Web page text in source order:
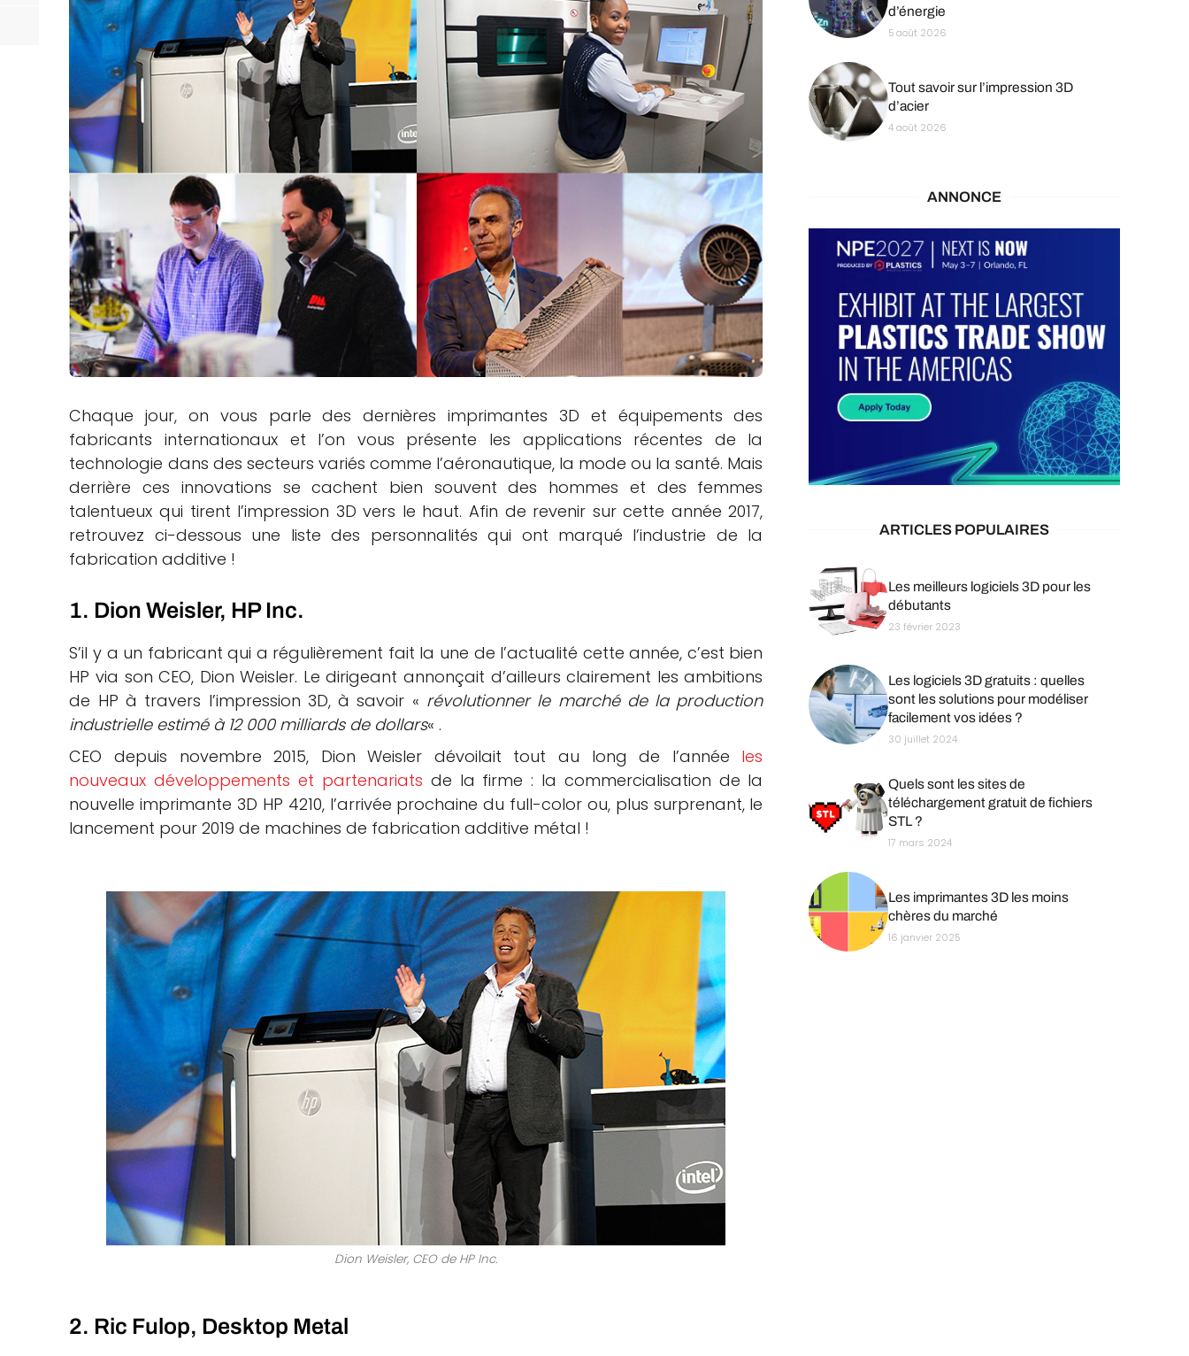
Logiciels 3D
Matériaux
Scanners 3D
Vidéos
Chaque jour, on vous parle des dernières imprimantes 3D et équipements des
fabricants internationaux et l’on vous présente les applications récentes de la
technologie dans des secteurs variés comme l’aéronautique, la mode ou la santé. Mais
derrière ces innovations se cachent bien souvent des hommes et des femmes
talentueux qui tirent l’impression 3D vers le haut. Afin de revenir sur cette année 2017,
retrouvez ci-dessous une liste des personnalités qui ont marqué l’industrie de la
fabrication additive !
1. Dion Weisler, HP Inc.
S’il y a un fabricant qui a régulièrement fait la une de l’actualité cette année, c’est bien
HP via son CEO, Dion Weisler. Le dirigeant annonçait d’ailleurs clairement les ambitions
de HP à travers l’impression 3D, à savoir « révolutionner le marché de la production
industrielle estimé à 12 000 milliards de dollars« .
CEO depuis novembre 2015, Dion Weisler dévoilait tout au long de l’année les
nouveaux développements et partenariats de la firme : la commercialisation de la
nouvelle imprimante 3D HP 4210, l’arrivée prochaine du full-color ou, plus surprenant, le
lancement pour 2019 de machines de fabrication additive métal !
Dion Weisler, CEO de HP Inc.
2. Ric Fulop, Desktop Metal
d’énergie
5 août 2026
Tout savoir sur l’impression 3D
d’acier
4 août 2026
ANNONCE
ARTICLES POPULAIRES
Les meilleurs logiciels 3D pour les
débutants
23 février 2023
Les logiciels 3D gratuits : quelles
sont les solutions pour modéliser
facilement vos idées ?
30 juillet 2024
Quels sont les sites de
téléchargement gratuit de fichiers
STL ?
17 mars 2024
Les imprimantes 3D les moins
chères du marché
16 janvier 2025